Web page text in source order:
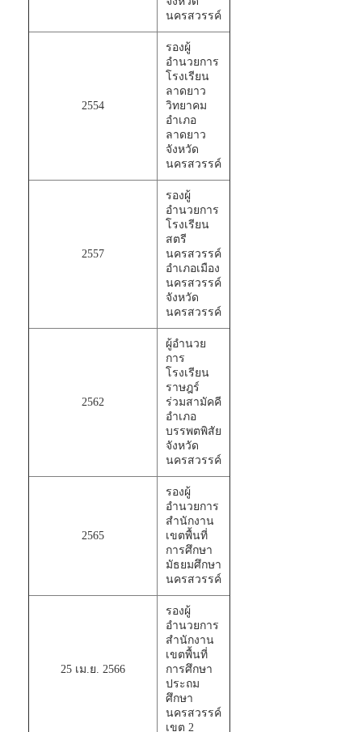
นครสวรรค์
2554
รองผู้
อำนวยการ
โรงเรียน
ลาดยาว
วิทยาคม
อำเภอ
ลาดยาว
จังหวัด
นครสวรรค์
2557
รองผู้
อำนวยการ
โรงเรียน
สตรี
นครสวรรค์
อำเภอเมือง
นครสวรรค์
จังหวัด
นครสวรรค์
2562
ผู้อำนวย
การ
โรงเรียน
ราษฎร์
ร่วมสามัคคี
อำเภอ
บรรพตพิสัย
จังหวัด
นครสวรรค์
2565
รองผู้
อำนวยการ
สำนักงาน
เขตพื้นที่
การศึกษา
มัธยมศึกษา
นครสวรรค์
25 เม.ย. 2566
รองผู้
อำนวยการ
สำนักงาน
เขตพื้นที่
การศึกษา
ประถม
ศึกษา
นครสวรรค์
เขต 2